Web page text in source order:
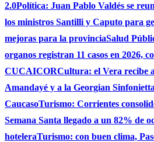
2.0Política: Juan Pablo Valdés se
los ministros Santilli y Caputo para
mejoras para la provinciaSalud
organos registran 11 casos en 2026,
CUCAICORCultura: el Vera recibe
Amandayé y a la Georgian
CaucasoTurismo: Corrientes
Semana Santa llegado a un 82% de
hoteleraTurismo: con buen clima,